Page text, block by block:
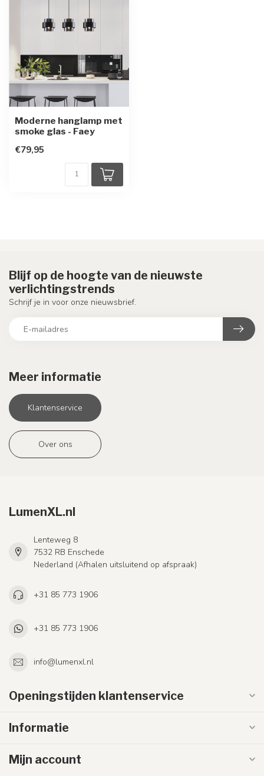
Moderne hanglamp met
smoke glas - Faey
€79,95
Meer informatie
Klantenservice
Over ons
Blijf op de hoogte van de nieuwste
verlichtingstrends
Schrijf je in voor onze nieuwsbrief.
LumenXL.nl
Lenteweg 8
7532 RB Enschede
Nederland (Afhalen uitsluitend op afspraak)
+31 85 773 1906
+31 85 773 1906
info@lumenxl.nl
Openingstijden klantenservice
Informatie
Mijn account